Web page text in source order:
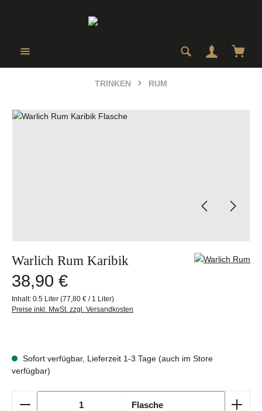
TRINKEN RUM
Bildergalerie überspringen
Warlich Rum Karibik
Regulärer Preis:
38,90 €
Inhalt:0.5 Liter(77,80 € / 1 Liter)
Preise inkl. MwSt. zzgl. Versandkosten
Sofort verfügbar, Lieferzeit 1-3 Tage (auch im Store
verfügbar)
Produkt Anzahl: Gib den gewünschten Wert ein
Flasche